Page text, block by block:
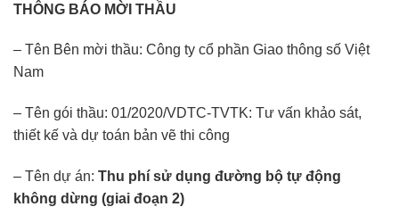
THÔNG BÁO MỜI THẦU
– Tên Bên mời thầu: Công ty cổ phần Giao thông số Việt
Nam
– Tên gói thầu: 01/2020/VDTC-TVTK: Tư vấn khảo sát,
thiết kế và dự toán bản vẽ thi công
– Tên dự án: Thu phí sử dụng đường bộ tự động
không dừng (giai đoạn 2)